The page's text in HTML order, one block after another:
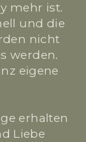
mehr ist.
und die
nicht
werden.
eigene
erhalten
Liebe